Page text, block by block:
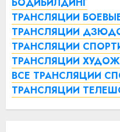
ТРАНСЛЯЦИИ
ТРАНСЛЯЦИИ
ТРАНСЛЯЦИИ
ТРАНСЛЯЦИИ
ВСЕ ТРАНСЛЯЦИИ
ТРАНСЛЯЦИИ